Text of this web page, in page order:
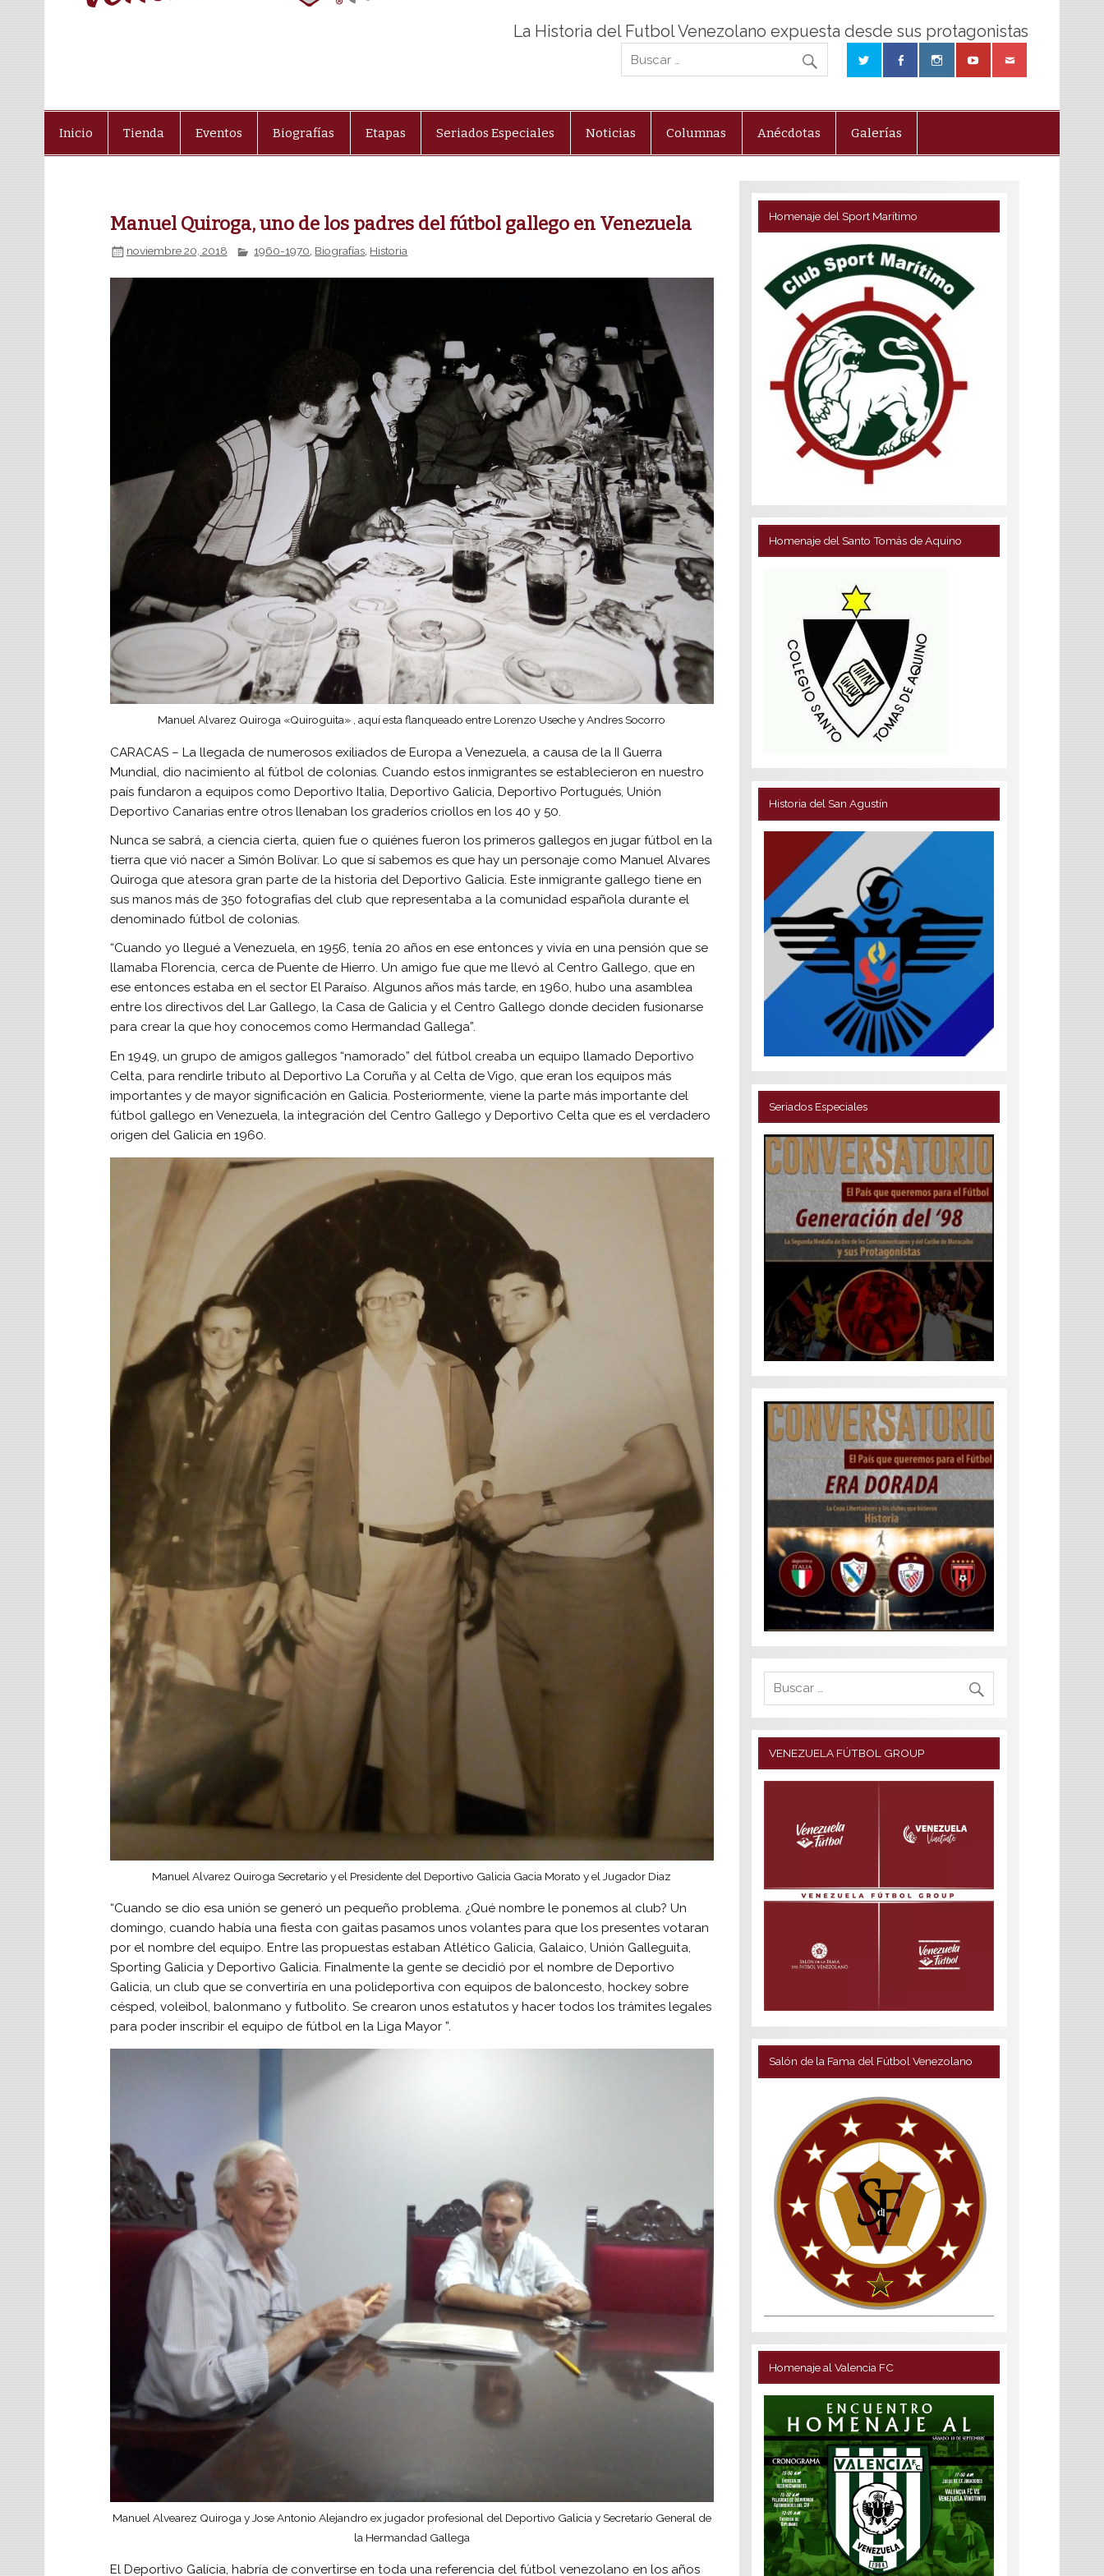
La Historia del Futbol Venezolano expuesta desde sus protagonistas
Inicio Tienda Eventos Biografías Etapas Seriados Especiales Noticias Columnas Anécdotas Galerías
Manuel Quiroga, uno de los padres del fútbol gallego en Venezuela
noviembre 20, 2018 1960-1970, Biografías, Historia
Manuel Alvarez Quiroga «Quiroguita» , aquí esta flanqueado entre Lorenzo Useche y Andres Socorro
CARACAS – La llegada de numerosos exiliados de Europa a Venezuela, a causa de la II Guerra
Mundial, dio nacimiento al fútbol de colonias. Cuando estos inmigrantes se establecieron en nuestro
país fundaron a equipos como Deportivo Italia, Deportivo Galicia, Deportivo Portugués, Unión
Deportivo Canarias entre otros llenaban los graderíos criollos en los 40 y 50.
Nunca se sabrá, a ciencia cierta, quien fue o quiénes fueron los primeros gallegos en jugar fútbol en la
tierra que vió nacer a Simón Bolívar. Lo que sí sabemos es que hay un personaje como Manuel Alvares
Quiroga que atesora gran parte de la historia del Deportivo Galicia. Este inmigrante gallego tiene en
sus manos más de 350 fotografías del club que representaba a la comunidad española durante el
denominado fútbol de colonias.
“Cuando yo llegué a Venezuela, en 1956, tenía 20 años en ese entonces y vivía en una pensión que se
llamaba Florencia, cerca de Puente de Hierro. Un amigo fue que me llevó al Centro Gallego, que en
ese entonces estaba en el sector El Paraíso. Algunos años más tarde, en 1960, hubo una asamblea
entre los directivos del Lar Gallego, la Casa de Galicia y el Centro Gallego donde deciden fusionarse
para crear la que hoy conocemos como Hermandad Gallega”.
En 1949, un grupo de amigos gallegos “namorado” del fútbol creaba un equipo llamado Deportivo
Celta, para rendirle tributo al Deportivo La Coruña y al Celta de Vigo, que eran los equipos más
importantes y de mayor significación en Galicia. Posteriormente, viene la parte más importante del
fútbol gallego en Venezuela, la integración del Centro Gallego y Deportivo Celta que es el verdadero
origen del Galicia en 1960.
Manuel Alvarez Quiroga Secretario y el Presidente del Deportivo Galicia Gacia Morato y el Jugador Diaz
“Cuando se dio esa unión se generó un pequeño problema. ¿Qué nombre le ponemos al club? Un
domingo, cuando había una fiesta con gaitas pasamos unos volantes para que los presentes votaran
por el nombre del equipo. Entre las propuestas estaban Atlético Galicia, Galaico, Unión Galleguita,
Sporting Galicia y Deportivo Galicia. Finalmente la gente se decidió por el nombre de Deportivo
Galicia, un club que se convertiría en una polideportiva con equipos de baloncesto, hockey sobre
césped, voleibol, balonmano y futbolito. Se crearon unos estatutos y hacer todos los trámites legales
para poder inscribir el equipo de fútbol en la Liga Mayor ”.
Manuel Alvearez Quiroga y Jose Antonio Alejandro ex jugador profesional del Deportivo Galicia y Secretario General de
la Hermandad Gallega
El Deportivo Galícia, habría de convertirse en toda una referencia del fútbol venezolano en los años
Homenaje del Sport Marítimo
Homenaje del Santo Tomás de Aquino
Historia del San Agustín
Seriados Especiales
VENEZUELA FÚTBOL GROUP
Salón de la Fama del Fútbol Venezolano
Homenaje al Valencia FC